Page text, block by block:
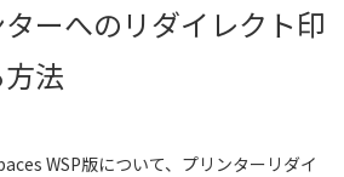
ーへのリダイレクト印
法
WSP版について、プリンターリダイ